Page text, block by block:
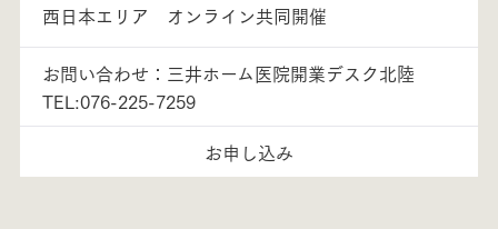
西日本エリア オンライン共同開催
お問い合わせ：三井ホーム医院開業デスク北陸
TEL:076-225-7259
お申し込み